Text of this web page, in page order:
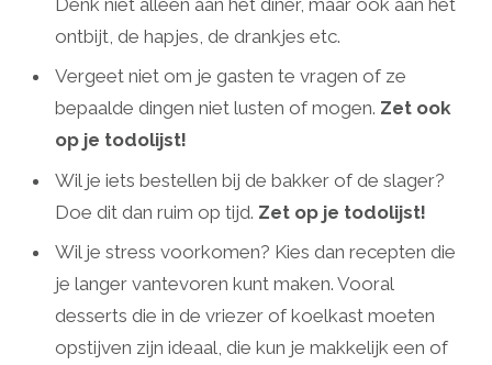
ontbijt, de hapjes, de drankjes etc.
Vergeet niet om je gasten te vragen of ze
bepaalde dingen niet lusten of mogen. Zet ook
op je todolijst!
Wil je iets bestellen bij de bakker of de slager?
Doe dit dan ruim op tijd. Zet op je todolijst!
Wil je stress voorkomen? Kies dan recepten die
je langer vantevoren kunt maken. Vooral
desserts die in de vriezer of koelkast moeten
opstijven zijn ideaal, die kun je makkelijk een of